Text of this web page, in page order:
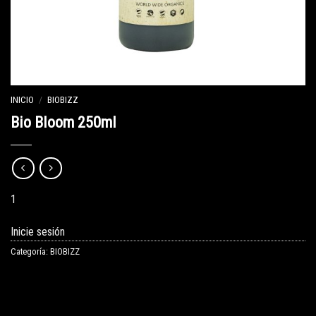
INICIO / BIOBIZZ
Bio Bloom 250ml
1
Inicie sesión
Categoría: BIOBIZZ